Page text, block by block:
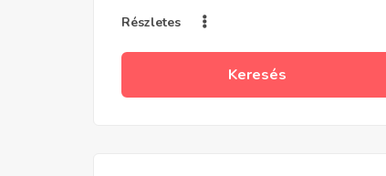
Részletes
Keresés